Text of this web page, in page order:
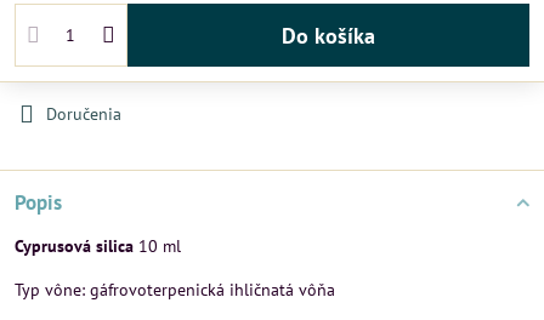
Do košíka
Doručenia
Popis
Cyprusová silica 10 ml
Typ vône: gáfrovoterpenická ihličnatá vôňa